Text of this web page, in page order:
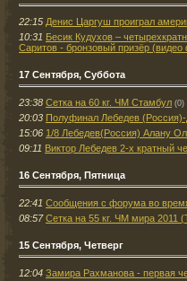
22:15 Дениc Царгуш проиграл
10:31 Бесик Кудухов –
Саритов - бронзовый призёр (видео
17 Сентября, Суббота
23:38 Сетка на 60 кг. ЧМ Стамбул (0)
20:03 Полуфинал Лебедев (Россия)-
15:06 1/8 Лебедев(Россия) Алану
09:11 Виктор Лебедев 2-х кратный
16 Сентября, Пятница
22:41 Сообщения с форума во
08:57 Сетка на 55 кг. ЧМ мира 2011
15 Сентября, Четверг
12:04 Замира Рахманова - первая